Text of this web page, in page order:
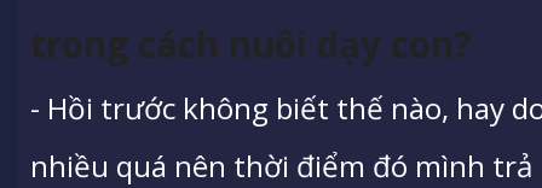
trong cách nuôi dạy con?
- Hồi trước không biết thế nào, hay
nhiều quá nên thời điểm đó mình